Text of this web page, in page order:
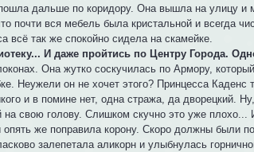
дальше по коридору. Она вышла на улицу и
почти вся мебель была кристальной и всегда
всё так же спокойно сидела на скамейке.
И даже пройтись по Центру Города.
Она жутко соскучилась по Армору,
Неужели он не хочет этого? Принцесса
и в помине нет, одна стража, да дворецкий.
на свою голову. Слишком скучно это уже плохо...
же поправила корону. Скоро должны были
залепетала аликорн и улыбнулась